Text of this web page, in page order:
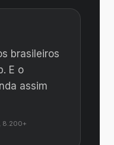
brasileiros
E o
assim
8.200+